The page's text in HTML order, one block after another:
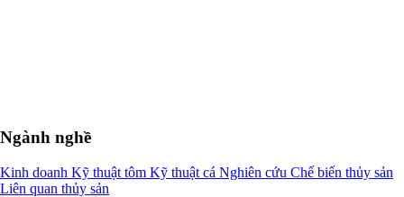
Ngành nghề
Kinh doanh Kỹ thuật tôm Kỹ thuật cá Nghiên cứu Chế biến thủy sản
Liên quan thủy sản